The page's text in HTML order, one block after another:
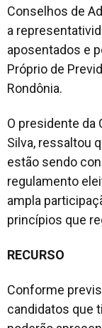
Conselhos de
a
aposentados e
Próprio de
Rondônia.
O presidente da
Silva, ressaltou
estão sendo
regulamento
ampla
princípios que
RECURSO
Conforme
candidatos que